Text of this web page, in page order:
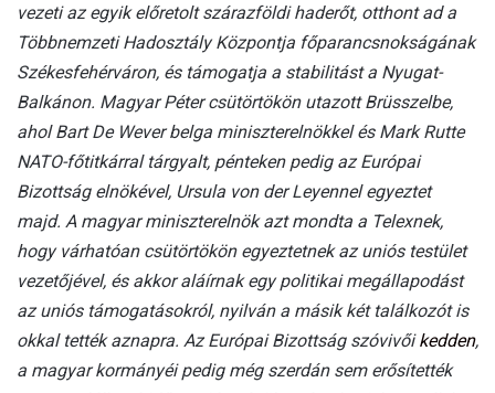
vezeti az egyik előretolt szárazföldi haderőt, otthont ad a
Többnemzeti Hadosztály Központja főparancsnokságának
Székesfehérváron, és támogatja a stabilitást a Nyugat-
Balkánon. Magyar Péter csütörtökön utazott Brüsszelbe,
ahol Bart De Wever belga miniszterelnökkel és Mark Rutte
NATO-főtitkárral tárgyalt, pénteken pedig az Európai
Bizottság elnökével, Ursula von der Leyennel egyeztet
majd. A magyar miniszterelnök azt mondta a Telexnek,
hogy várhatóan csütörtökön egyeztetnek az uniós testület
vezetőjével, és akkor aláírnak egy politikai megállapodást
az uniós támogatásokról, nyilván a másik két találkozót is
okkal tették aznapra. Az Európai Bizottság szóvivőikedden,
a magyar kormányéi pedig még szerdán sem erősítették